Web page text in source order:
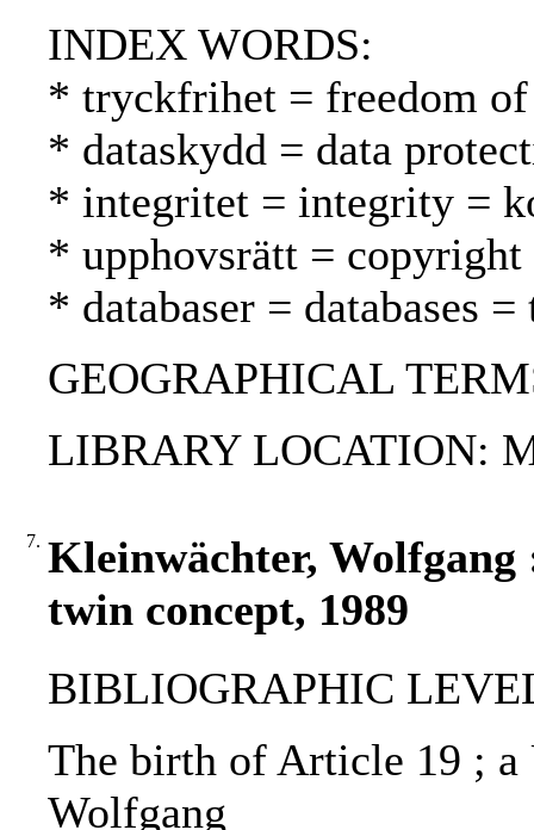
INDEX WORDS:
* tryckfrihet = freedom of
* dataskydd = data
* integritet = integrity =
* upphovsrätt =
* databaser = databases
GEOGRAPHICAL
LIBRARY LOCATION:
7. Kleinwächter,
twin concept, 1989
BIBLIOGRAPHIC
The birth of Article 19 ;
Wolfgang